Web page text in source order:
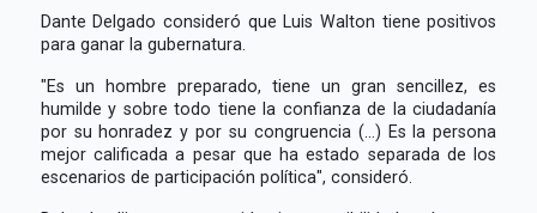
Dante Delgado consideró que Luis Walton tiene positivos
para ganar la gubernatura.
"Es un hombre preparado, tiene un gran sencillez, es
humilde y sobre todo tiene la confianza de la ciudadanía
por su honradez y por su congruencia (...) Es la persona
mejor calificada a pesar que ha estado separada de los
escenarios de participación política", consideró.